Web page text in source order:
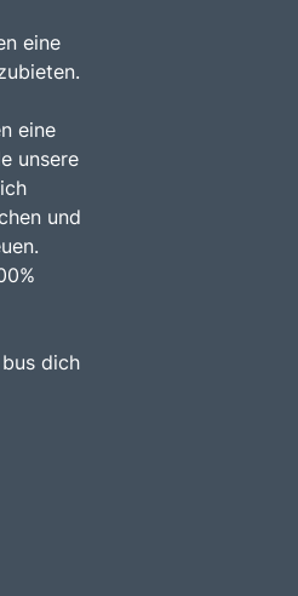
eine
eine
unsere
und
dich